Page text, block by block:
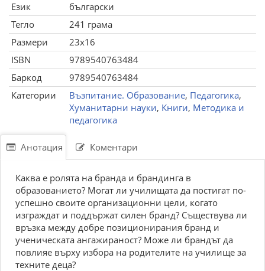
Език
български
Тегло
241 грама
Размери
23x16
ISBN
9789540763484
Баркод
9789540763484
Категории
Възпитание. Образование, Педагогика,
Хуманитарни науки, Книги, Методика и
педагогика
Анотация Коментари
Каква е ролята на бранда и брандинга в
образованието? Могат ли училищата да постигат по-
успешно своите организационни цели, когато
изграждат и поддържат силен бранд? Съществува ли
връзка между добре позиционирания бранд и
ученическата ангажираност? Може ли брандът да
повлияе върху избора на родителите на училище за
техните деца?